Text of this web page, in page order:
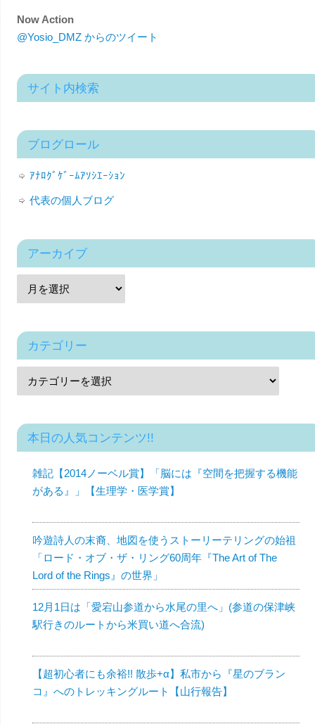
Now Action
@Yosio_DMZ からのツイート
サイト内検索
ブログロール
ｱﾅﾛｸﾞｹﾞｰﾑｱｿｼｴｰｼｮﾝ
代表の個人ブログ
アーカイブ
カテゴリー
本日の人気コンテンツ!!
雑記【2014ノーベル賞】「脳には『空間を把握する機能
がある』」【生理学・医学賞】
吟遊詩人の末裔、地図を使うストーリーテリングの始祖
「ロード・オブ・ザ・リング60周年『The Art of The
Lord of the Rings』の世界」
12月1日は「愛宕山参道から水尾の里へ」(参道の保津峡
駅行きのルートから米買い道へ合流)
【超初心者にも余裕!! 散歩+α】私市から『星のブラン
コ』へのトレッキングルート【山行報告】